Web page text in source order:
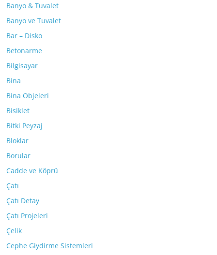
Banyo & Tuvalet
Banyo ve Tuvalet
Bar – Disko
Betonarme
Bilgisayar
Bina
Bina Objeleri
Bisiklet
Bitki Peyzaj
Bloklar
Borular
Cadde ve Köprü
Çatı
Çatı Detay
Çatı Projeleri
Çelik
Cephe Giydirme Sistemleri